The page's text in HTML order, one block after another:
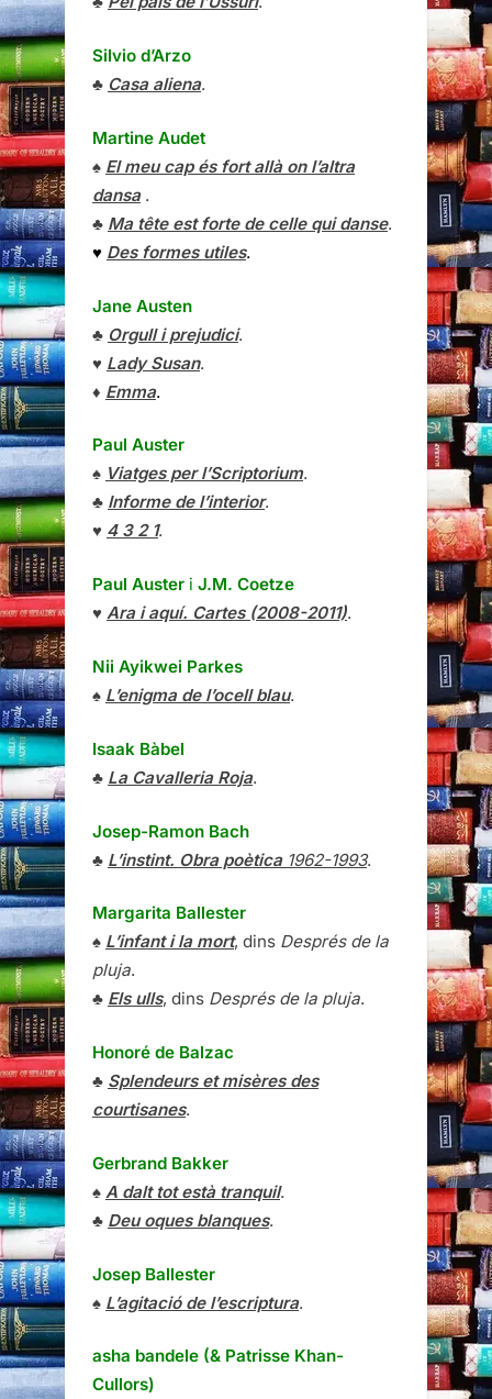
Silvio d’Arzo
♣ Casa aliena.
Martine Audet
♠ El meu cap és fort allà on l’altra
dansa.
♣ Ma tête est forte de celle qui danse.
♥ Des formes utiles.
Jane Austen
♣ Orgull i prejudici.
♥ Lady Susan.
♦ Emma.
Paul Auster
♠ Viatges per l’Scriptorium.
♣ Informe de l’interior.
♥ 4 3 2 1.
Paul Auster i J.M. Coetze
♥ Ara i aquí. Cartes (2008-2011).
Nii Ayikwei Parkes
♠ L’enigma de l’ocell blau.
Isaak Bàbel
♣ La Cavalleria Roja.
Josep-Ramon Bach
♣ L’instint. Obra poètica1962-1993.
Margarita Ballester
♠ L’infant i la mort, dins Després de la
pluja.
♣ Els ulls, dins Després de la pluja.
Honoré de Balzac
♣ Splendeurs et misères des
courtisanes.
Gerbrand Bakker
♠ A dalt tot està tranquil.
♣ Deu oques blanques.
Josep Ballester
♠ L’agitació de l’escriptura.
asha bandele (& Patrisse Khan-
Cullors)